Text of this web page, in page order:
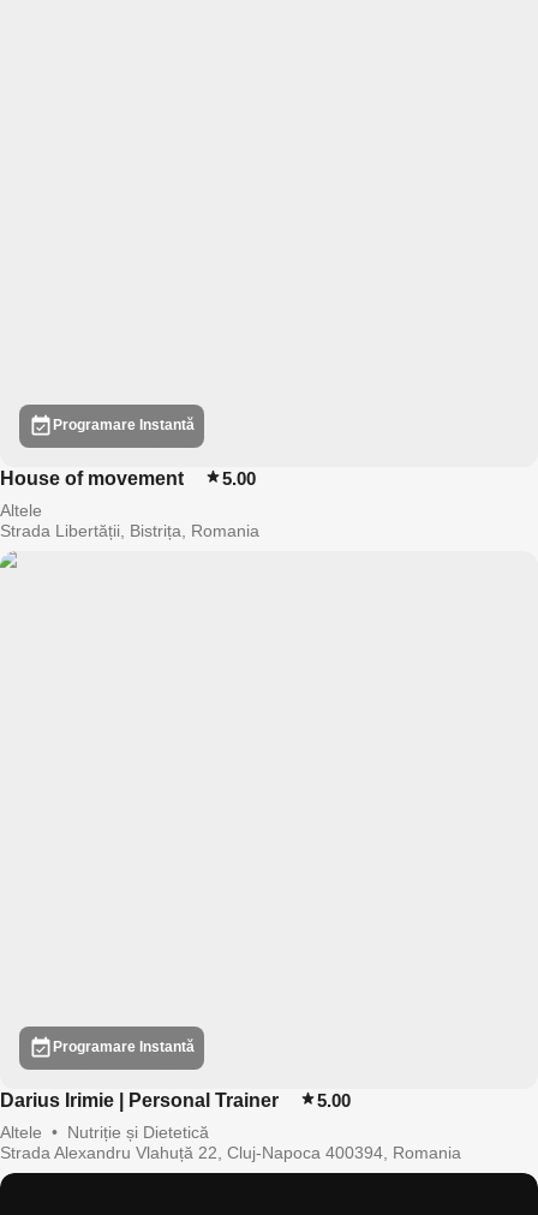
Programare Instantă
House of movement 5.00
Altele
Strada Libertății, Bistrița, Romania
Programare Instantă
Darius Irimie | Personal Trainer 5.00
Altele • Nutriție și Dietetică
Strada Alexandru Vlahuță 22, Cluj-Napoca 400394, Romania